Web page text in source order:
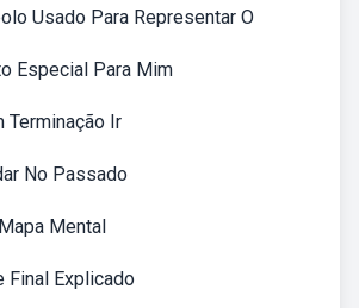
Usado Para Representar O
Especial Para Mim
Terminação Ir
No Passado
Mental
Final Explicado